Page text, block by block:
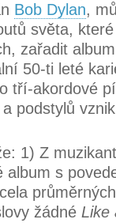
Bob Dylan,
světa,
zařadit
50-ti leté
tří-akordové
podstylů
1) Z
album s
žádné Like